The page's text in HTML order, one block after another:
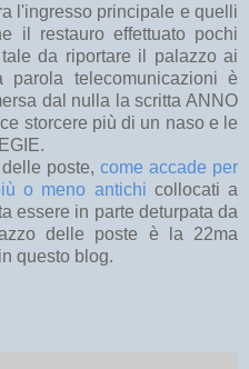
l'ingresso principale e quelli
il restauro effettuato pochi
da riportare il palazzo ai
telecomunicazioni è
dal nulla la scritta ANNO
storcere più di un naso e le
delle poste,come accade per
o meno antichi collocati a
essere in parte deturpata da
delle poste è la 22ma
questo blog.